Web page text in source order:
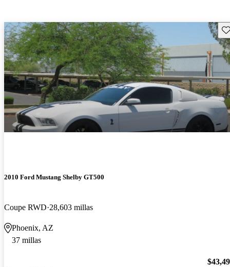
2010 Ford Mustang Shelby GT500
Coupe RWD 28,603 millas
Phoenix, AZ
37 millas